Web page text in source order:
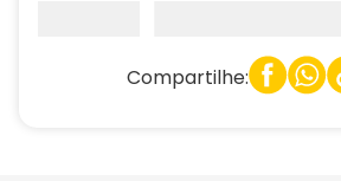
Compartilhe: